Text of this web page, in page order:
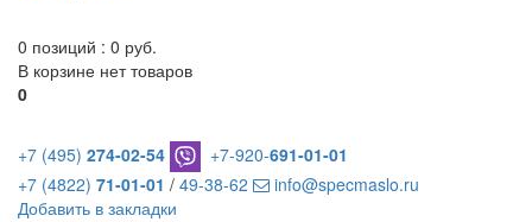
0 позиций : 0 руб.
В корзине нет товаров
0
+7 (495) 274-02-54 +7-920-691-01-01
+7 (4822) 71-01-01 / 49-38-62
info@specmaslo.ru
Добавить в закладки